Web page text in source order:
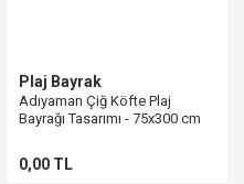
Plaj Bayrak
Adıyaman Çiğ Köfte Plaj
Bayrağı Tasarımı - 75x300 cm
0,00 TL